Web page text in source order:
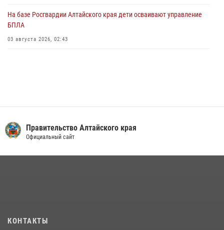
На базе Росгвардии Алтайского края дети осваивают управление
БПЛА
03 августа 2026, 02:43
Правительство Алтайского края
Официальный сайт
КОНТАКТЫ